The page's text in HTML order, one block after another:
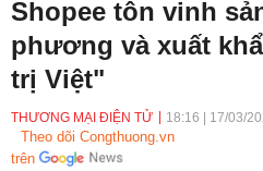
Xuất xứ hàng hóa Xúc
Thương mại điện tử
Shopee tôn vinh
phương và xuất
trị Việt"
THƯƠNG MẠI ĐIỆN TỬ 18:16 17/03/
Theo dõi Congthuong.vn
trên